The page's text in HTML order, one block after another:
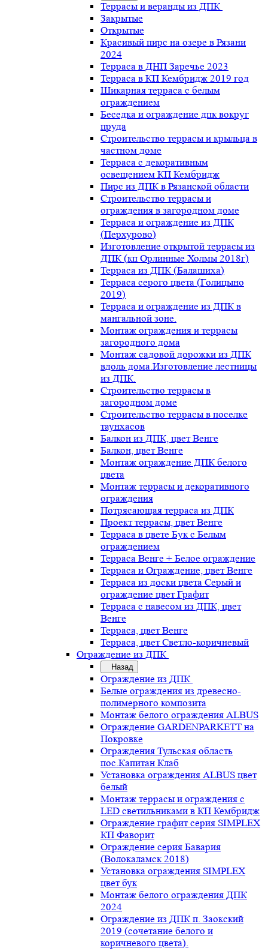
Террасы и веранды из ДПК
Закрытые
Открытые
Красивый пирс на озере в Рязани
2024
Терраса в ДНП Заречье 2023
Терраса в КП Кембридж 2019 год
Шикарная терраса с белым
ограждением
Беседка и ограждение дпк вокруг
пруда
Строительство террасы и крыльца в
частном доме
Терраса с декоративным
освещением КП Кембридж
Пирс из ДПК в Рязанской области
Строительство террасы и
ограждения в загородном доме
Терраса и ограждение из ДПК
(Перхурово)
Изготовление открытой террасы из
ДПК (кп Орлинные Холмы 2018г)
Терраса из ДПК (Балашиха)
Терраса серого цвета (Голицыно
2019)
Терраса и ограждение из ДПК в
мангальной зоне.
Монтаж ограждения и террасы
загородного дома
Монтаж садовой дорожки из ДПК
вдоль дома.Изготовление лестницы
из ДПК.
Строительство террасы в
загородном доме
Строительство террасы в поселке
таунхасов
Балкон из ДПК, цвет Венге
Балкон, цвет Венге
Монтаж ограждение ДПК белого
цвета
Монтаж террасы и декоративного
ограждения
Потрясающая терраса из ДПК
Проект террасы, цвет Венге
Терраса в цвете Бук с Белым
ограждением
Терраса Венге + Белое ограждение
Терраса и Ограждение, цвет Венге
Терраса из доски цвета Серый и
ограждение цвет Графит
Терраса с навесом из ДПК, цвет
Венге
Терраса, цвет Венге
Терраса, цвет Светло-коричневый
Ограждение из ДПК
Назад
Ограждение из ДПК
Белые ограждения из древесно-
полимерного композита
Монтаж белого ограждения ALBUS
Ограждение GARDENPARKETT на
Покровке
Ограждения Тульская область
пос.Капитан Клаб
Установка ограждения ALBUS цвет
белый
Монтаж террасы и ограждения с
LED светильниками в КП Кембридж
Ограждение графит серия SIMPLEX
КП Фаворит
Ограждение серия Бавария
(Волокаламск 2018)
Установка ограждения SIMPLEX
цвет бук
Монтаж белого ограждения ДПК
2024
Ограждение из ДПК п. Заокский
2019 (сочетание белого и
коричневого цвета).